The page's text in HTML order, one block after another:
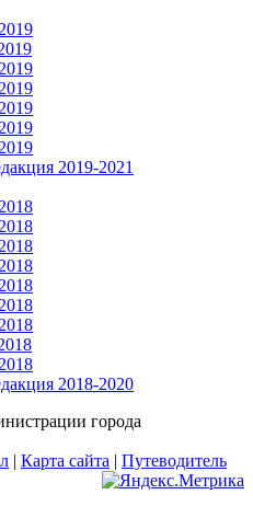
2019-2021
2018-2020
города
| Карта сайта | Путеводитель